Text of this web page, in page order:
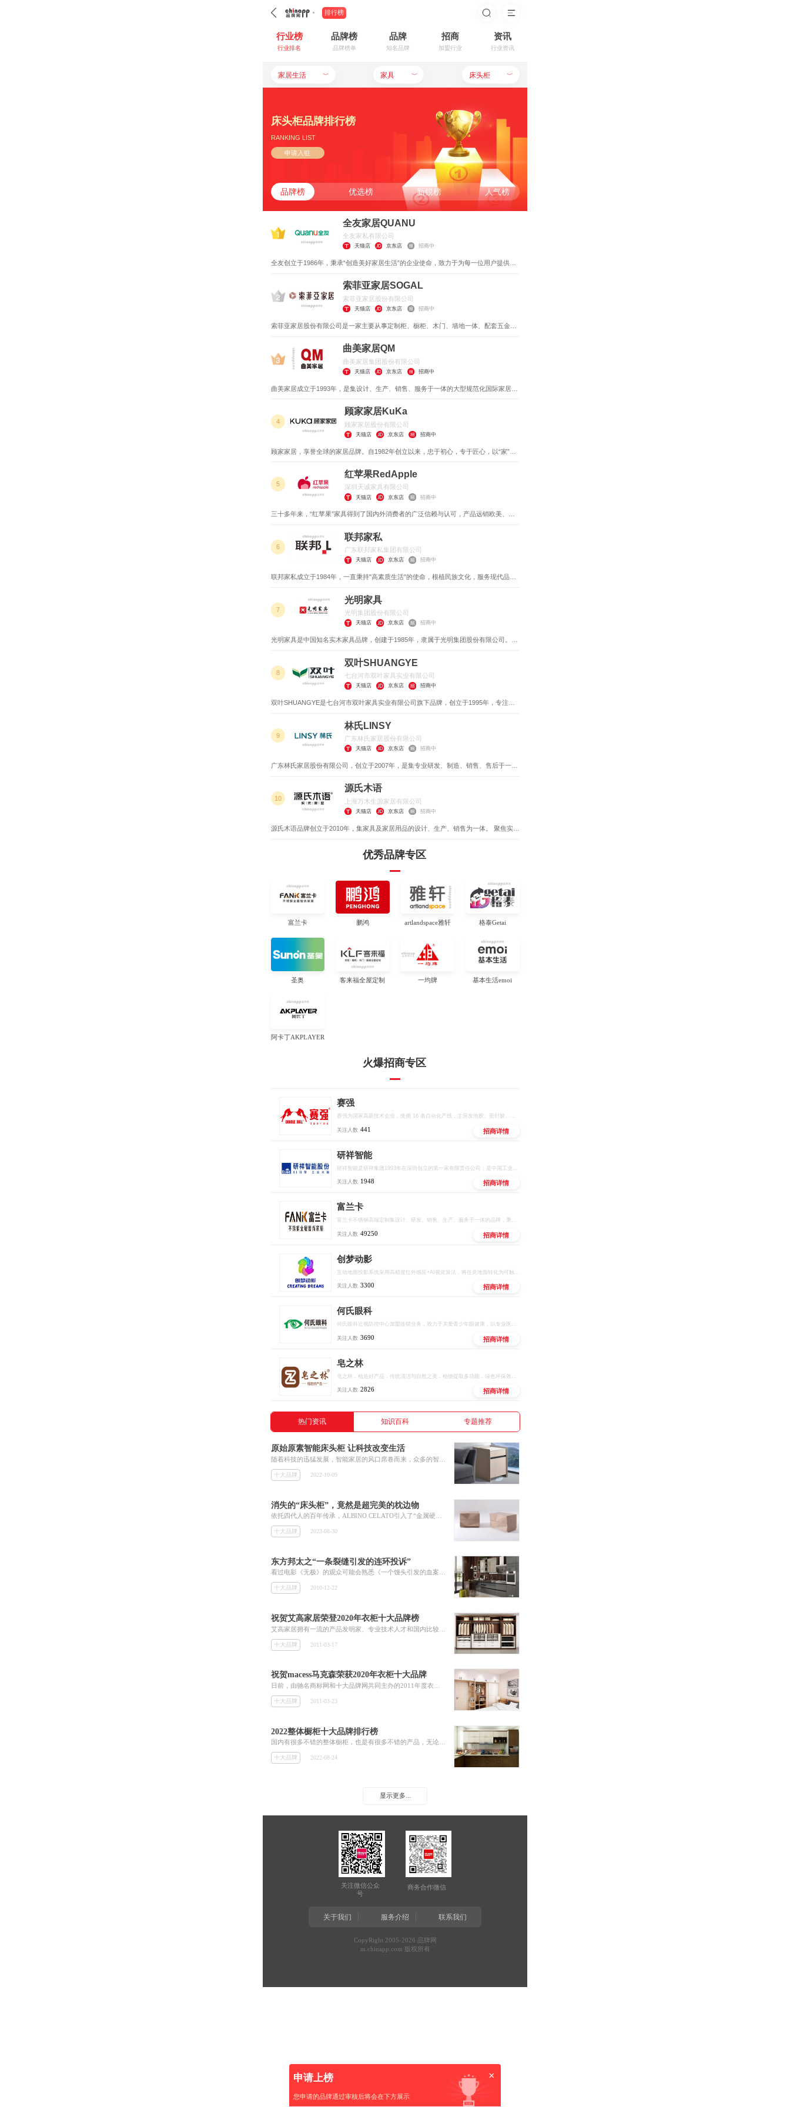
排行榜
行业榜
行业排名
品牌榜
品牌榜单
品牌
知名品牌
招商
加盟行业
资讯
行业资讯
家居生活 ﹀ 家具 ﹀ 床头柜 ﹀
床头柜品牌排行榜
RANKING LIST
申请入驻
品牌榜 优选榜 新锐榜 人气榜
全友家居QUANU
全友家私有限公司
天猫店 京东店 招商中
全友创立于1986年，秉承“创造美好家居生活”的企业使命，致力于为每一位用户提供一
索菲亚家居SOGAL
索菲亚家居股份有限公司
天猫店 京东店 招商中
索菲亚家居股份有限公司是一家主要从事定制柜、橱柜、木门、墙地一体、配套五金、
曲美家居QM
曲美家居集团股份有限公司
天猫店 京东店 招商中
曲美家居成立于1993年，是集设计、生产、销售、服务于一体的大型规范化国际家居集
全球最新锐的潮流趋势与中国本土文化、家居风尚巧妙融合，逐渐形成品牌独属的个性
化风格。
4
顾家家居KuKa
顾家家居股份有限公司
天猫店 京东店 招商中
顾家家居，享誉全球的家居品牌。自1982年创立以来，忠于初心，专于匠心，以“家”为
5
红苹果RedApple
深圳天诚家具有限公司
天猫店 京东店 招商中
三十多年来，“红苹果”家具得到了国内外消费者的广泛信赖与认可，产品远销欧美、东
一，在全国民用家具市场的占有率及品牌知名度均名列前茅。
6
联邦家私
广东联邦家私集团有限公司
天猫店 京东店 招商中
联邦家私成立于1984年，一直秉持"高素质生活"的使命，根植民族文化，服务现代品位
对美好生活的人性化需求，与用户共同创造生活美学家居空间。
7
光明家具
光明集团股份有限公司
天猫店 京东店 招商中
光明家具是中国知名实木家具品牌，创建于1985年，隶属于光明集团股份有限公司。官
8
双叶SHUANGYE
七台河市双叶家具实业有限公司
天猫店 京东店 招商中
‌双叶SHUANGYE‌是七台河市双叶家具实业有限公司旗下品牌，创立于1995年，专注于
实木家具行业的领先企业之一。
9
林氏LINSY
广东林氏家居股份有限公司
天猫店 京东店 招商中
广东林氏家居股份有限公司，创立于2007年，是集专业研发、制造、销售、售后于一体
比别人先走一步”的发展观引导下，创新新零售商业模式，成为家居行业发展的风向标。
10
源氏木语
上海万木生源家居有限公司
天猫店 京东店 招商中
源氏木语品牌创立于2010年，集家具及家居用品的设计、生产、销售为一体。 聚焦实木
优秀品牌专区
富兰卡 鹏鸿 artlandspace雅轩 格泰Getai
圣奥 客来福全屋定制 一均牌 基本生活emoi
阿卡丁AKPLAYER
火爆招商专区
赛强
赛强为国家高新技术企业，坐拥 16 条自动化产线，主营发泡胶、密封胶、结构胶等全品类胶粘产品，推出十大联营扶持政策，厂家直供、区域保护、线上线下双向赋能，低门槛开启建材创业。
关注人数 441 招商详情
研祥智能
关注人数 1948 招商详情
富兰卡
富兰卡不锈钢高端定制集设计、研发、销售、生产、服务于一体的品牌，秉承“时尚、健康、环保”的品牌理念，致力于为消费者提供美观、实用、健康、环保的高品质定制，立志成为中国不锈钢全屋定制行业领军品牌。创立至今，富兰卡始终坚持以“创新的设计、环保的材料、严谨的工艺、6H如家服务”为宗旨，为消费者打造健康、无忧的定制生活。
关注人数 49250 招商详情
创梦动影
关注人数 3300 招商详情
何氏眼科
何氏眼科近视防控中心加盟连锁业务，致力于关爱青少年眼健康，以专业医疗机构和专家为背书，数智化产业研发平台为依托，专业眼健康人才培训为触点，门店全场景管理赋能为抓手，通过国际远程医疗中心全面覆盖，构建行业全新模式，为青少年提供专业，科学的近视、弱视等眼健康问题解决方案，用科技保护青少年视力。
关注人数 3690 招商详情
皂之林
关注人数 2826 招商详情
热门资讯 知识百科 专题推荐
原始原素智能床头柜 让科技改变生活
​随着科技的迅猛发展，智能家居的风口席卷而来，众多的智能家居产品让人们感受到科技发展带来的便捷，也让人们更好的体验品质生活的真正含义。譬如原始原素上个月联合天猫精灵智控发布的智能床头柜，就让人们享受到便捷、智能、舒适的居家体验。
十大品牌 2022-10-09
消失的“床头柜”，竟然是超完美的枕边物
十大品牌 2023-08-30
东方邦太之“一条裂缝引发的连环投诉”
看过电影《无极》的观众可能会熟悉《一个馒头引发的血案》这部恶搞短剧。胡戈在短剧中给大家展示的那个由小小馒头引发的一幕幕人与事让人久久回味。 现实生活中，一条裂缝也可能会像那个小小的馒头一样，引发出一幕幕“闹剧”。
十大品牌 2010-12-22
祝贺艾高家居荣登2020年衣柜十大品牌榜
艾高家居拥有一流的产品发明家、专业技术人才和国内比较先进的机械设备，引进美国通用生产理念，充分利用房屋空间，让居室张弛有度，舒适、协...
十大品牌 2011-03-17
祝贺macess马克森荣获2020年衣柜十大品牌
十大品牌 2011-03-23
2022整体橱柜十大品牌排行榜
国内有很多不错的整体橱柜，也是有很多不错的产品，无论走在哪里，都能看的各种各样不同的整体橱柜、这样对于需要的人有了选择的余地，不至于只有一两个品牌来选择，种类多对比之下才能选到合适自己产品，既然有那么多的整体橱柜，，这里为大家介绍几款不错的整体橱柜：欧派、海尔Haier、金牌、百V、科宝·博洛尼、方太等。
十大品牌 2022-08-24
显示更多...
关注微信公众
号
商务合作微信
关于我们 服务介绍 联系我们
CopyRight 2005-2026 品牌网
m.chinapp.com 版权所有
×
申请上榜
您申请的品牌通过审核后将会在下方展示